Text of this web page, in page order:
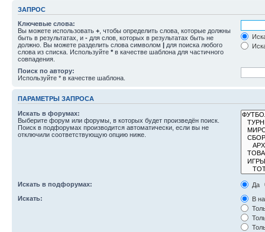
ЗАПРОС
Ключевые слова:
Вы можете использовать + , чтобы определить слова, которые должны
быть в результатах, и - для слов, которых в результатах быть не
должно. Вы можете разделить слова символом | для поиска любого
слова из списка. Используйте * в качестве шаблона для частичного
совпадения.
Поиск по автору:
Используйте * в качестве шаблона.
ПАРАМЕТРЫ ЗАПРОСА
Искать в форумах:
Выберите форум или форумы, в которых будет произведён поиск.
Поиск в подфорумах производится автоматически, если вы не
отключили соответствующую опцию ниже.
Искать в подфорумах:
Да
Искать:
В